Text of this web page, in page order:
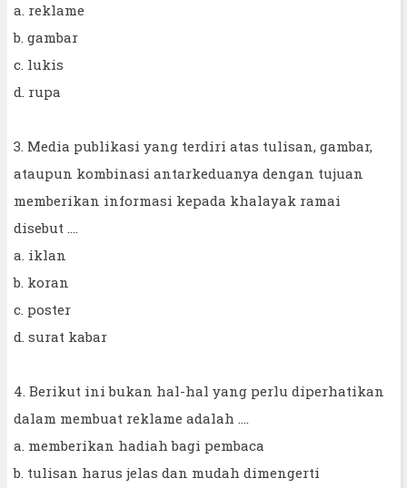
a. reklame
b. gambar
c. lukis
d. rupa
3. Media publikasi yang terdiri atas tulisan, gambar,
ataupun kombinasi antarkeduanya dengan tujuan
memberikan informasi kepada khalayak ramai
disebut ....
a. iklan
b. koran
c. poster
d. surat kabar
4. Berikut ini bukan hal-hal yang perlu diperhatikan
dalam membuat reklame adalah ....
a. memberikan hadiah bagi pembaca
b. tulisan harus jelas dan mudah dimengerti